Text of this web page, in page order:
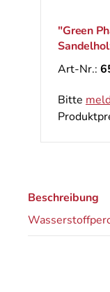
"Green
1000 g
Art-Nr.:
Bitte
Beschreibung